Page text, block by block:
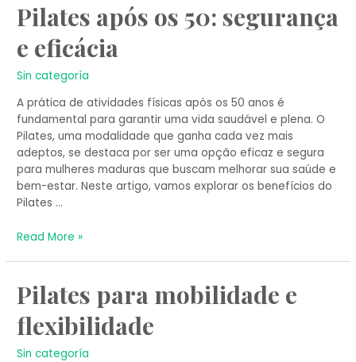
Pilates após os 50: segurança
e eficácia
Sin categoría
A prática de atividades físicas após os 50 anos é
fundamental para garantir uma vida saudável e plena. O
Pilates, uma modalidade que ganha cada vez mais
adeptos, se destaca por ser uma opção eficaz e segura
para mulheres maduras que buscam melhorar sua saúde e
bem-estar. Neste artigo, vamos explorar os benefícios do
Pilates …
Pilates
após
os
50:
segurança
eficácia
Read More »
Pilates para mobilidade e
flexibilidade
Sin categoría
Pilates
para
mobilidade
e
flexibilidade